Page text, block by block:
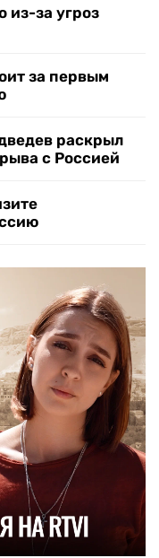
из-за угроз
за первым
раскрыл
с Россией